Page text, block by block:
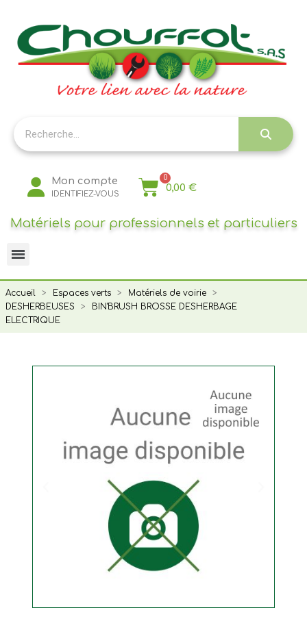
Mon compte
IDENTIFIEZ-VOUS
0,00 €
Matériels pour professionnels et particuliers
Accueil Espaces verts
Matériels de voirie
DESHERBEUSES
BIN'BRUSH BROSSE DESHERBAGE
ELECTRIQUE